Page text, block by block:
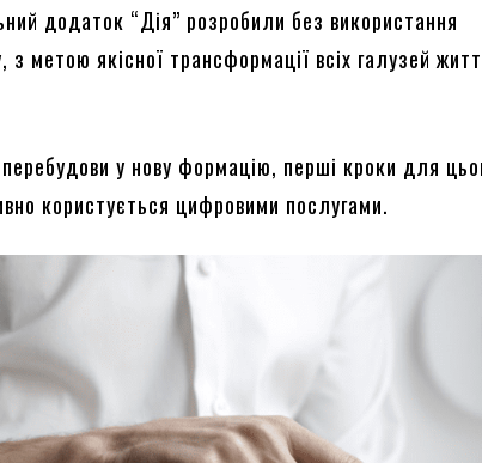
додаток “Дія” розробили без використання
метою якісної трансформації всіх галузей
у нову формацію, перші кроки для
користується цифровими послугами.